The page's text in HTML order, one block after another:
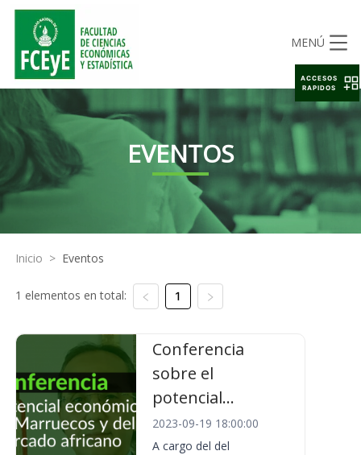
MENÚ
EVENTOS
Inicio > Eventos
1 elementos en total: 1
Conferencia
sobre el
potencial...
2023-09-19 18:00:00
A cargo del del
ACCESOS
RAPIDOS